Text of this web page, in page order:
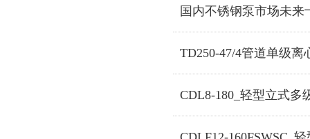
国内不锈钢泵市场未来
TD250-47/4管道单级离
CDL8-180_轻型立式多